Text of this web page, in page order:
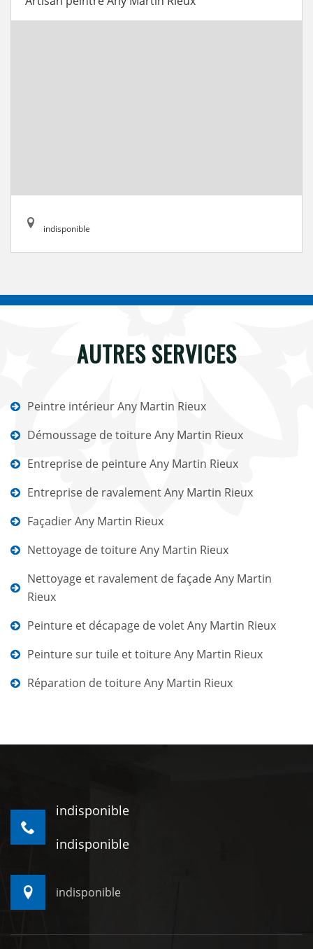
indisponible
AUTRES SERVICES
Peintre intérieur Any Martin Rieux
Démoussage de toiture Any Martin Rieux
Entreprise de peinture Any Martin Rieux
Entreprise de ravalement Any Martin Rieux
Façadier Any Martin Rieux
Nettoyage de toiture Any Martin Rieux
Nettoyage et ravalement de façade Any Martin
Rieux
Peinture et décapage de volet Any Martin Rieux
Peinture sur tuile et toiture Any Martin Rieux
Réparation de toiture Any Martin Rieux
indisponible
indisponible
indisponible